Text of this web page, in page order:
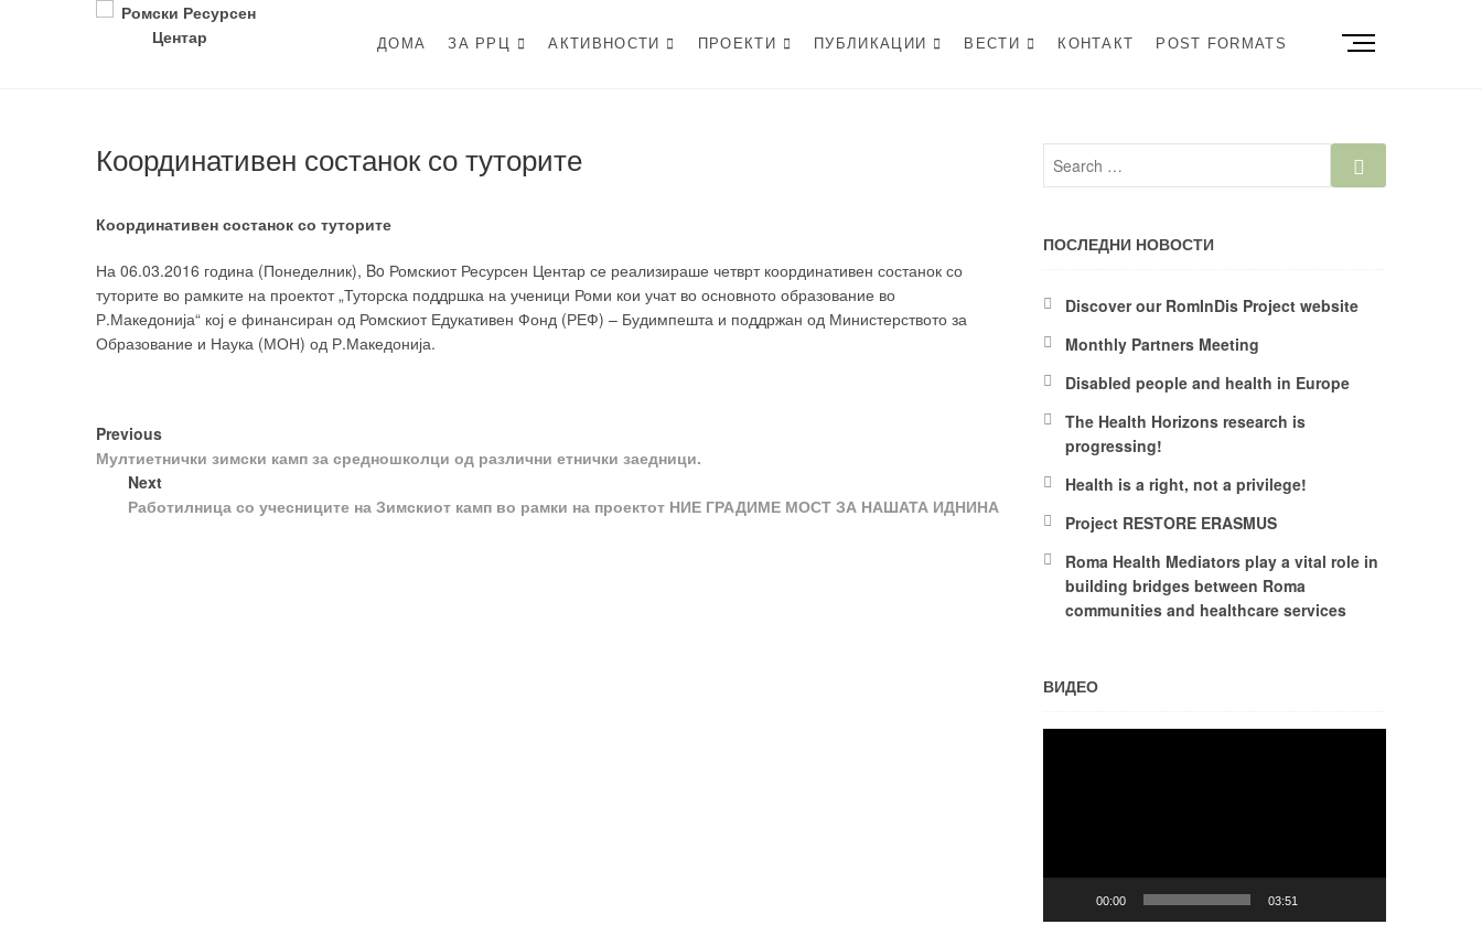
ДОМА ЗА РРЦ АКТИВНОСТИ ПРОЕКТИ ПУБЛИКАЦИИ ВЕСТИ КОНТАКТ POST FORMATS
M
B
u
t
Координативен состанок со туторите
Координативен состанок со туторите
На 06.03.2016 година (Понеделник), Bo Ромскиот Ресурсен Центар се реализираше четврт координативен состанок со
туторите во рамките на проектот „Туторска поддршка на ученици Роми кои учат во основното образование во
Р.Македонија“ кој е финансиран од Ромскиот Едукативен Фонд (РЕФ) – Будимпешта и поддржан од Министерството за
Образование и Наука (МОН) од Р.Македонија.
Post
navigation
PreviousPrevious
post:
Мултиетнички зимски камп за средношколци од различни етнички заедници.
NextNext
post:
Работилница со учесниците на Зимскиот камп во рамки на проектот НИЕ ГРАДИМЕ МОСТ ЗА НАШАТА ИДНИНА
ПОСЛЕДНИ НОВОСТИ
Discover our RomInDis Project website
Monthly Partners Meeting
Disabled people and health in Europe
The Health Horizons research is
progressing!
Health is a right, not a privilege!
Project RESTORE ERASMUS
Roma Health Mediators play a vital role in
building bridges between Roma
communities and healthcare services
ВИДЕО
00:00 03:51